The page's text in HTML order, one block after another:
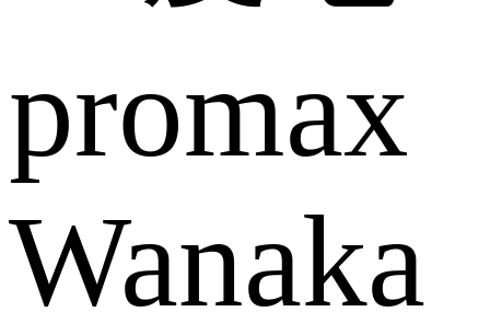
Wanaka